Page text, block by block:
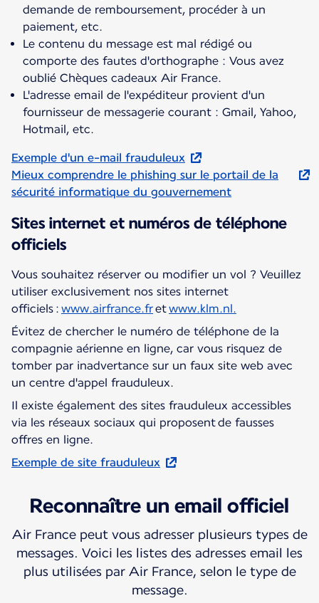
demande de remboursement, procéder à un
paiement, etc.
Le contenu du message est mal rédigé ou
comporte des fautes d'orthographe : Vous avez
oublié Chèques cadeaux Air France.
L'adresse email de l'expéditeur provient d'un
fournisseur de messagerie courant : Gmail, Yahoo,
Hotmail, etc.
Exemple d'un e-mail frauduleux
Mieux comprendre le phishing sur le portail de la
sécurité informatique du gouvernement
Sites internet et numéros de téléphone
officiels
Vous souhaitez réserver ou modifier un vol ? Veuillez
utiliser exclusivement nos sites internet
officiels : www.airfrance.fretwww.klm.nl.
Évitez de chercher le numéro de téléphone de la
compagnie aérienne en ligne, car vous risquez de
tomber par inadvertance sur un faux site web avec
un centre d'appel frauduleux.
Il existe également des sites frauduleux accessibles
via les réseaux sociaux qui proposent de fausses
offres en ligne.
Exemple de site frauduleux
Reconnaître un email officiel
Air France peut vous adresser plusieurs types de
messages. Voici les listes des adresses email les
plus utilisées par Air France, selon le type de
message.